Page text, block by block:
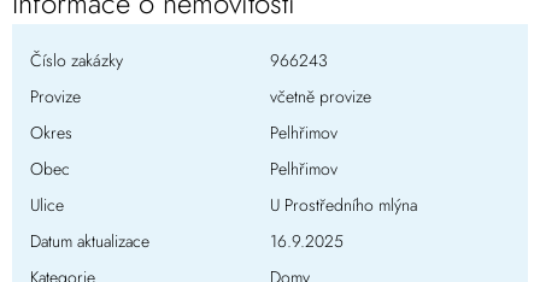
Číslo zakázky
966243
Provize
včetně provize
Okres
Pelhřimov
Obec
Pelhřimov
Ulice
U Prostředního mlýna
Datum aktualizace
16.9.2025